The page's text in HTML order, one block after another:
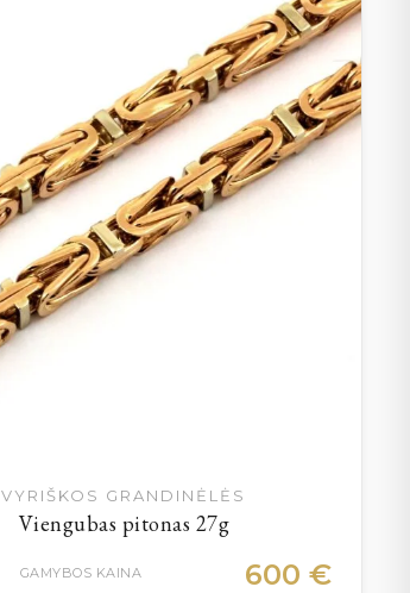
VYRIŠKOS GRANDINĖLĖS
Viengubas pitonas 27g
GAMYBOS KAINA 600 €